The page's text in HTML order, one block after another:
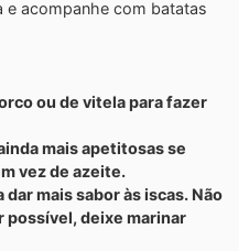
e acompanhe com batatas
ou de vitela para fazer
mais apetitosas se
vez de azeite.
mais sabor às iscas. Não
possível, deixe marinar